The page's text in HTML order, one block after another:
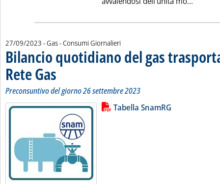
27/09/2023 - Gas - Consumi Giornalieri
Bilancio quotidiano del gas
Rete Gas . Sottotitolo: Preconsuntivo del giorno 26 settembre 2023
. Pubblicata mercoledì 27 settembre 2023 alle 11.58.
Preconsuntivo del giorno 26 settembre 2023
Leggi tutta la notizia: 'Bilancio
Lista allegati PDF alla notiziaTabella SnamRG